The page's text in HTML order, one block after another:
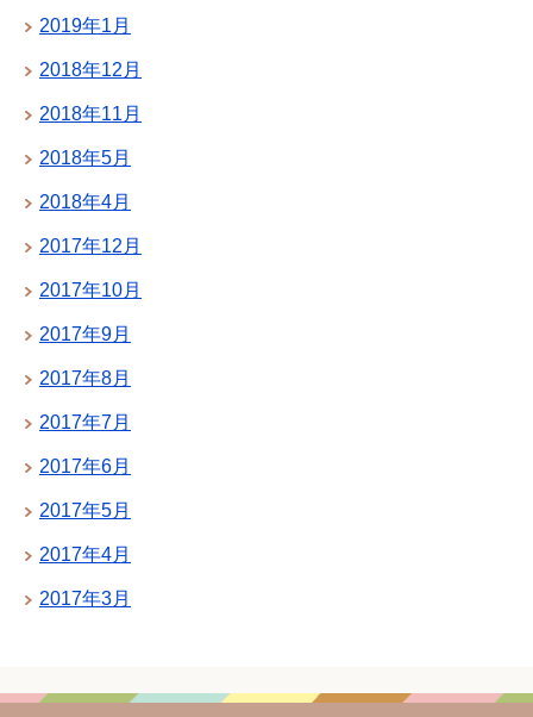
2019年1月
2018年12月
2018年11月
2018年5月
2018年4月
2017年12月
2017年10月
2017年9月
2017年8月
2017年7月
2017年6月
2017年5月
2017年4月
2017年3月